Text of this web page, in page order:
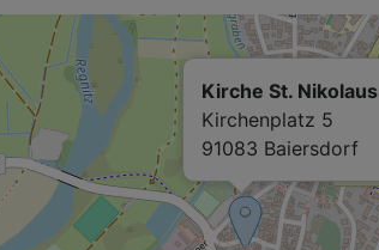
Kirche St. Nikolaus
Kirchenplatz 5
91083 Baiersdorf